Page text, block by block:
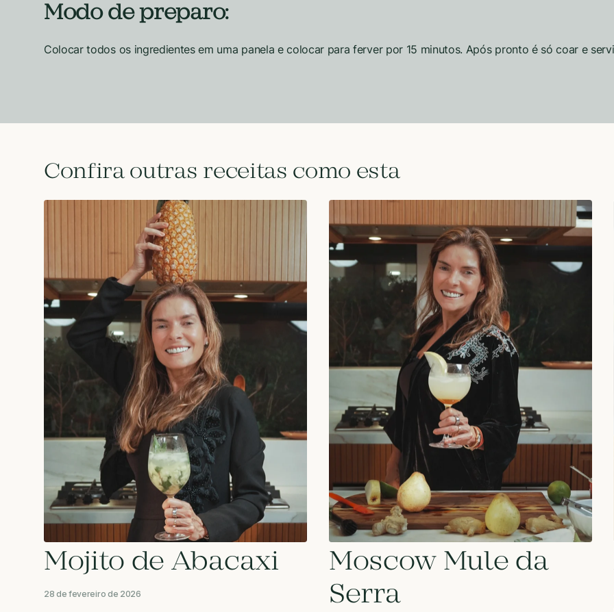
Modo de preparo:
Colocar todos os ingredientes em uma panela e colocar para ferver por 15 minutos. Após pronto é só coar e
Confira outras receitas como esta
Mojito de Abacaxi
28 de fevereiro de 2026
Moscow Mule da
Serra